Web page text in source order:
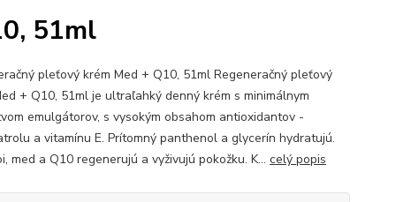
51ml
pleťový krém Med + Q10, 51ml Regeneračný pleťový
+ Q10, 51ml je ultraľahký denný krém s minimálnym
emulgátorov, s vysokým obsahom antioxidantov -
a vitamínu E. Prítomný panthenol a glycerín hydratujú.
med a Q10 regenerujú a vyživujú pokožku. K... celý popis